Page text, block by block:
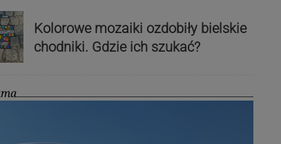
Kolorowe mozaiki ozdobiły bielskie
chodniki. Gdzie ich szukać?